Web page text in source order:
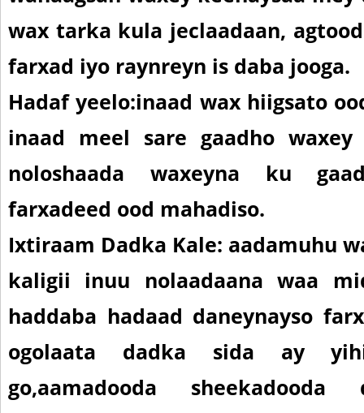
wax tarka kula jeclaadaan,
farxad iyo raynreyn is daba jooga.
Hadaf yeelo:inaad wax hiigsato
inaad meel sare gaadho
noloshaada waxeyna ku
farxadeed ood mahadiso.
Ixtiraam Dadka Kale: aadamuhu
kaligii inuu nolaadaana waa
haddaba hadaad daneynayso
ogolaata dadka sida ay
go,aamadooda sheekadooda